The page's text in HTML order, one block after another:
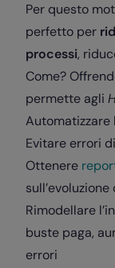
Per questo
perfetto per
processi,
Come?
permette agli
Automatizzare
Evitare errori
Ottenere
Rimodellare
buste paga,
errori